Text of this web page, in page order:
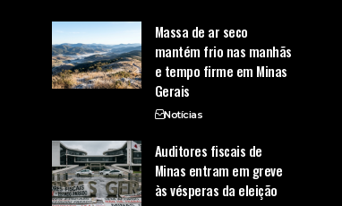
Massa de ar seco
mantém frio nas manhãs
e tempo firme em Minas
Gerais
Notícias
Auditores fiscais de
Minas entram em greve
às vésperas da eleição